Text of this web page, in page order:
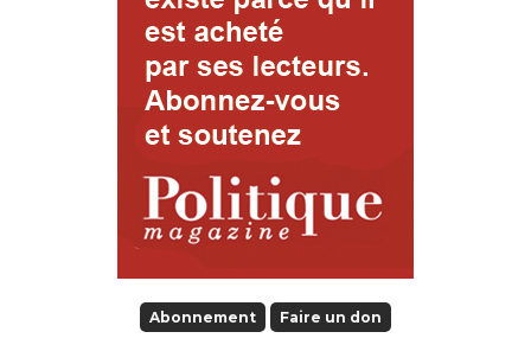
Abonnement Faire un don